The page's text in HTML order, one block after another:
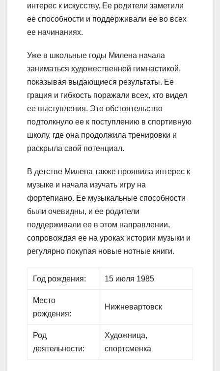
интерес к искусству. Ее родители заметили
ее способности и поддерживали ее во всех
ее начинаниях.
Уже в школьные годы Милена начала
заниматься художественной гимнастикой,
показывая выдающиеся результаты. Ее
грация и гибкость поражали всех, кто видел
ее выступления. Это обстоятельство
подтолкнуло ее к поступлению в спортивную
школу, где она продолжила тренировки и
раскрыла свой потенциал.
В детстве Милена также проявила интерес к
музыке и начала изучать игру на
фортепиано. Ее музыкальные способности
были очевидны, и ее родители
поддерживали ее в этом направлении,
сопровождая ее на уроках истории музыки и
регулярно покупая новые нотные книги.
Год рождения: 15 июля 1985
Место
рождения:
Нижневартовск
Род
деятельности:
Художница,
спортсменка